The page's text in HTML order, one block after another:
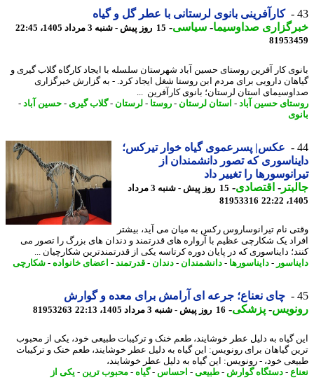
کارآفرینی بانوی لرستانی با عطر گل و گیاه
صداوسیما-سیاسی-15 روز پیش - شنبه 3 مرداد 1405، 22:45
کار آفرین روستای حسین آباد شهرستان سلسله با ایجاد کارگاه گلاب گیری و
دارویی برای مردم ابن روستا شغل ایجاد کرد. - به گزارش خبرگزاری
استان لرستان؛ بانوی کارآفرین ...
حسین آباد- استان لرستان-روستا-لرستان-گلاب گیری- حسین آباد-
عکس| پسرعموی گیاه خوار تیرکس؛
که تصور دانشمندان از
را تغییر داد
-اقتصادی-
15 روز پیش - شنبه 3 مرداد
81953316
نام تیرانوساروس رکس به میان می آید، بیشتر
یک شکارچی عظیم با آرواره های قدرتمند و دندان های بزرگ را تصور می
دایناسوری که در پایان دوره کرتاسه یکی از قدرتمندترین شکارچیان ...
-دایناسورها- دانشمندان- دندان- قدرتمند -اعضای خانواده- شکارچی
چای نعناع؛ جرعه ای آرامش برای معده و گوارش
-پزشکی-16 روز پیش - شنبه 3 مرداد 1405، 22:13 81953263
گیاه به دلیل عطر خوشایند، طعم خنک و ترکیبات طبیعی خود، یکی از محبوب
گیاهان برای رونویس: این گیاه به دلیل عطر خوشایند، طعم خنک و ترکیبات
خود، - رونویس: این گیاه به دلیل عطر خوشایند،
-دستگاه گوارش -طبیعی-احساس-گیاه-محبوب ترین- یکی از